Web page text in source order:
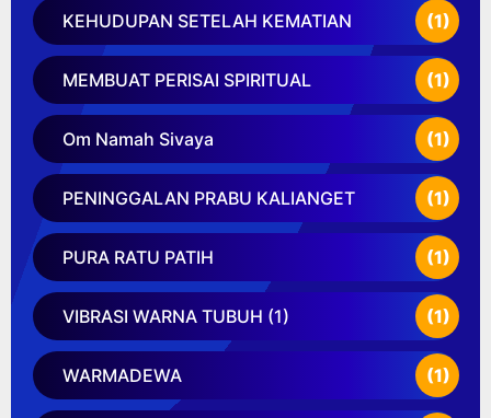
KEHUDUPAN SETELAH KEMATIAN (1)
MEMBUAT PERISAI SPIRITUAL (1)
Om Namah Sivaya (1)
PENINGGALAN PRABU KALIANGET (1)
PURA RATU PATIH (1)
VIBRASI WARNA TUBUH (1) (1)
WARMADEWA (1)